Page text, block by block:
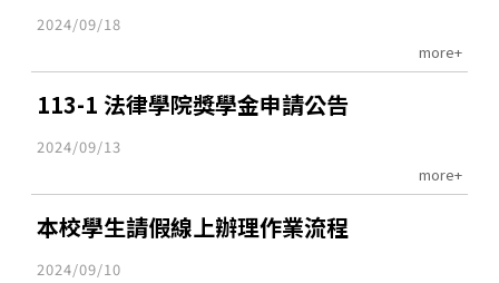
2024/09/18
more+
113-1 法律學院獎學金申請公告
2024/09/13
more+
本校學生請假線上辦理作業流程
2024/09/10